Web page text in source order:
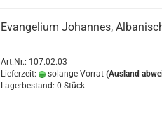
Evangelium Johannes,
Art.Nr.: 107.02.03
Lieferzeit:
solange Vorrat (Ausland
Lagerbestand: 0 Stück